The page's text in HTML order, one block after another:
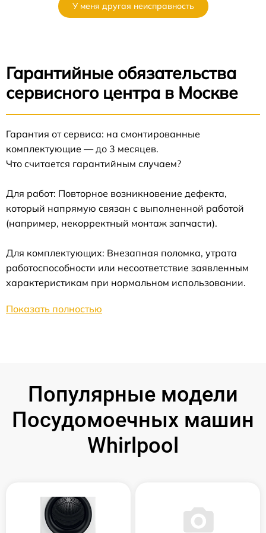
У меня другая неисправность
Гарантийные обязательства
сервисного центра в Москве
Гарантия от сервиса: на смонтированные
комплектующие — до 3 месяцев.
Что считается гарантийным случаем?
Для работ: Повторное возникновение дефекта,
который напрямую связан с выполненной работой
(например, некорректный монтаж запчасти).
Для комплектующих: Внезапная поломка, утрата
работоспособности или несоответствие заявленным
характеристикам при нормальном использовании.
Показать полностью
Популярные модели
Посудомоечных машин
Whirlpool